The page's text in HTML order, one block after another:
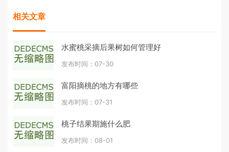
相关文章
水蜜桃采摘后果树如何管理好
发布时间：07-30
富阳摘桃的地方有哪些
发布时间：07-31
桃子结果期施什么肥
发布时间：08-01